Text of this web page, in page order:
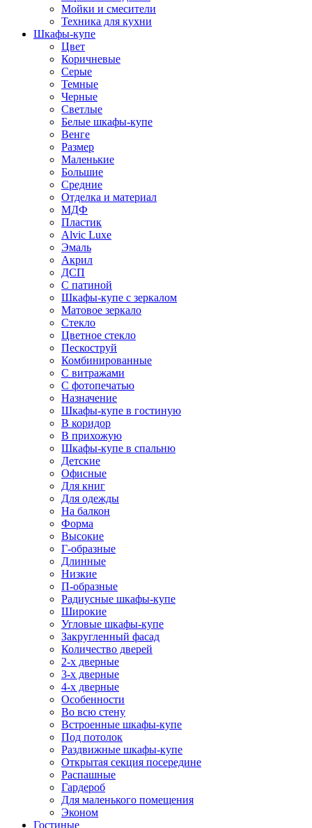
Мойки и смесители
Техника для кухни
Шкафы-купе
Цвет
Коричневые
Серые
Темные
Черные
Светлые
Белые шкафы-купе
Венге
Размер
Маленькие
Большие
Средние
Отделка и материал
МДФ
Пластик
Alvic Luxe
Эмаль
Акрил
ДСП
С патиной
Шкафы-купе с зеркалом
Матовое зеркало
Стекло
Цветное стекло
Пескоструй
Комбинированные
С витражами
С фотопечатью
Назначение
Шкафы-купе в гостиную
В коридор
В прихожую
Шкафы-купе в спальню
Детские
Офисные
Для книг
Для одежды
На балкон
Форма
Высокие
Г-образные
Длинные
Низкие
П-образные
Радиусные шкафы-купе
Широкие
Угловые шкафы-купе
Закругленный фасад
Количество дверей
2-х дверные
3-х дверные
4-х дверные
Особенности
Во всю стену
Встроенные шкафы-купе
Под потолок
Раздвижные шкафы-купе
Открытая секция посередине
Распашные
Гардероб
Для маленького помещения
Эконом
Гостиные